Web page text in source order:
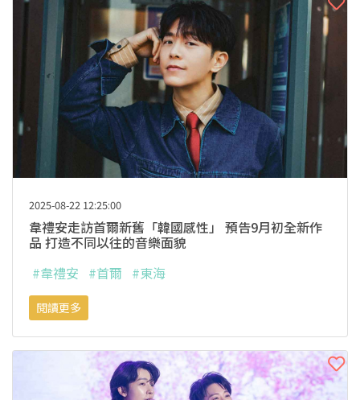
2025-08-22 12:25:00
韋禮安走訪首爾新舊「韓國感性」 預告9月初全新作
品 打造不同以往的音樂面貌
#韋禮安 #首爾 #東海
閱讀更多